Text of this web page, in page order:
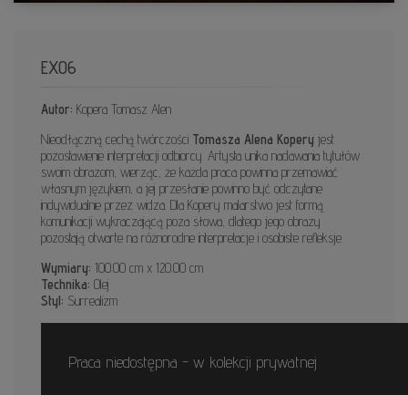
EX06
Autor: Kopera Tomasz Alen
Nieodłączną cechą twórczości Tomasza Alena Kopery jest
pozostawienie interpretacji odbiorcy. Artysta unika nadawania tytułów
swoim obrazom, wierząc, że każda praca powinna przemawiać
własnym językiem, a jej przesłanie powinno być odczytane
indywidualnie przez widza. Dla Kopery malarstwo jest formą
komunikacji wykraczającą poza słowa, dlatego jego obrazy
pozostają otwarte na różnorodne interpretacje i osobiste refleksje.
Wymiary: 100.00 cm x 120.00 cm
Technika: Olej
Styl: Surrealizm
Praca niedostępna - w kolekcji prywatnej